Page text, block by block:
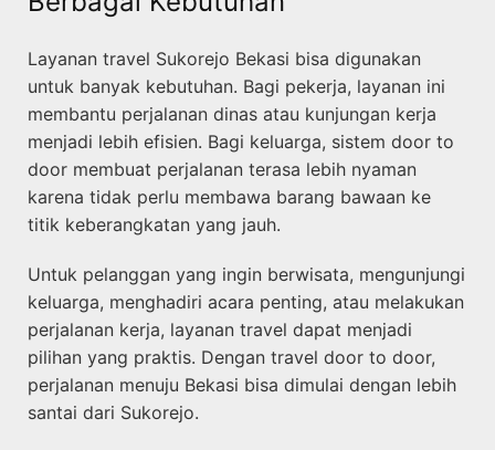
Layanan travel Sukorejo Bekasi bisa digunakan
untuk banyak kebutuhan. Bagi pekerja, layanan ini
membantu perjalanan dinas atau kunjungan kerja
menjadi lebih efisien. Bagi keluarga, sistem door to
door membuat perjalanan terasa lebih nyaman
karena tidak perlu membawa barang bawaan ke
titik keberangkatan yang jauh.
Untuk pelanggan yang ingin berwisata, mengunjungi
keluarga, menghadiri acara penting, atau melakukan
perjalanan kerja, layanan travel dapat menjadi
pilihan yang praktis. Dengan travel door to door,
perjalanan menuju Bekasi bisa dimulai dengan lebih
santai dari Sukorejo.